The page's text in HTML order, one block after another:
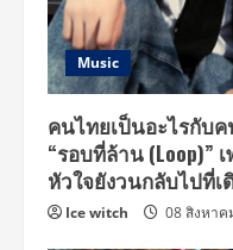
Music
คนไทยเป็นอะไรกับคน
“รอบที่ล้าน (Loop)”
หัวใจยังวนกลับไปที่เ
Ice witch 08 สิงหาค